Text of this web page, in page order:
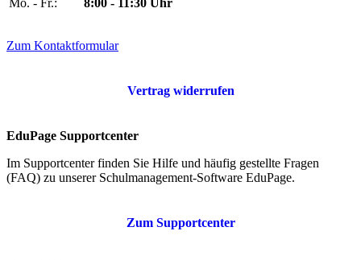
Mo. - Fr.: 8:00 - 11:30 Uhr
Zum Kontaktformular
Vertrag widerrufen
EduPage Supportcenter
Im Supportcenter finden Sie Hilfe und häufig gestellte Fragen
(FAQ) zu unserer Schulmanagement-Software EduPage.
Zum Supportcenter